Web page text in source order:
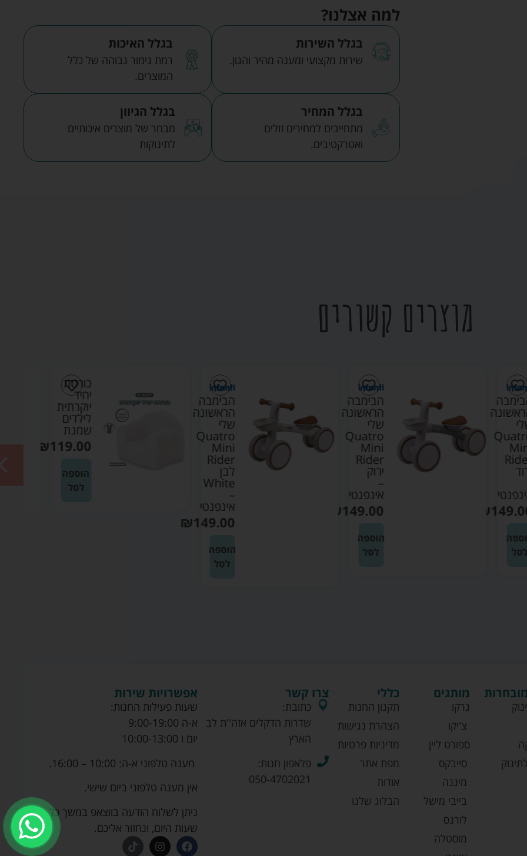
למה אצלנו?
בגלל השירות
שירות מקצועי ומענה מהיר והגון.
בגלל האיכות
רמת גימור גבוהה של כלל
המוצרים.
בגלל המחיר
מתחייבים למחירים זולים
ואטרקטיבים.
בגלל הגיוון
מבחר של מוצרים איכותיים
לתינוקות
מוצרים קשורים
הבימבה
הראשונה
Quatro
Rider
אינפנטי
149.00
הוספה
הבימבה
הראשונה
Quatro
Rider
–
אינפנטי
כורסת
יחיד
יוקרתית
לילדים
שמנת
119.00
לסל
ספונת
נפתחת
לילדים
בוקלה
שמנת
169.90
הוספה
מותגים
גרקו
צ'יקו
ספורט ליין
סייבקס
מיננה
בייבי מישל
לורנס
מוסטלה
כללי
תקנון החנות
הצהרת נגישות
מדיניות פרטיות
מפת אתר
אודות
הבלוג שלנו
צרו קשר
כתובת:
שדרות הדקלים אזה''ת לב
הארץ
פלאפון חנות:
050-4702021
אפשרויות שירות
שעות פעילות החנות:
א-ה 9:00-19:00
יום ו 10:00-13:00
מענה טלפוני א-ה: 10:00 – 16:00.
אין מענה טלפוני ביום שישי.
ניתן לשלוח הודעה בווצאפ במשך כל
שעות היום, ונחזור אליכם.